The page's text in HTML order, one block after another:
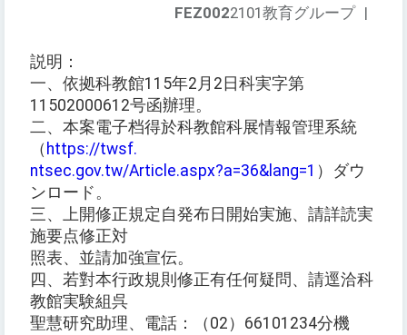
FEZ0022101教育グループ |
説明：
一、依拠科教館115年2月2日科実字第
11502000612号函辦理。
二、本案電子档得於科教館科展情報管理系統
（ https://twsf.
ntsec.gov.tw/Article.aspx?a=36&lang=1 ）ダウ
ンロード。
三、上開修正規定自発布日開始実施、請詳読実
施要点修正対
照表、並請加強宣伝。
四、若對本行政規則修正有任何疑問、請逕洽科
教館実験組呉
聖慧研究助理、電話：（02）66101234分機